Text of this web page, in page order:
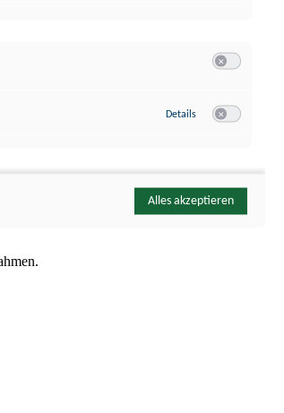
Details zu YouTube
Alles akzeptieren